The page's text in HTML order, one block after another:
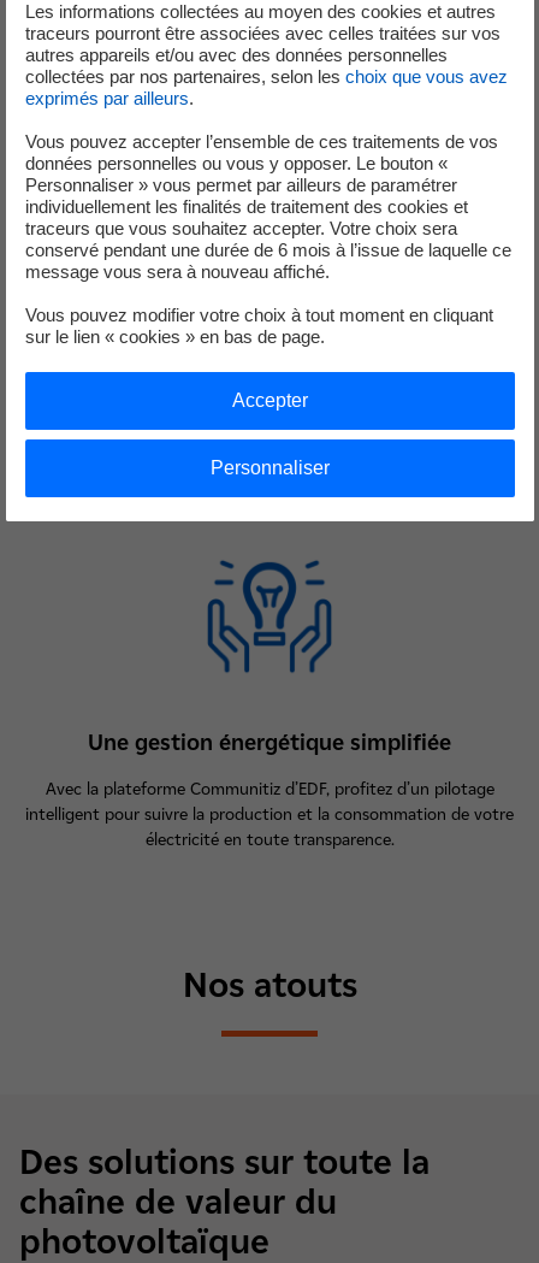
Une solution qui s’adapte à vos besoins
Nos offres sont modulables et évolutives, pour s’adapter à chaque
projet, quelle que soit sa taille ou son organisation.
Une expertise 360°
véhicules électriques…
Une gestion énergétique simplifiée
Avec la plateforme Communitiz d’EDF, profitez d’un pilotage
intelligent pour suivre la production et la consommation de votre
électricité en toute transparence.
Nos atouts
Des solutions sur toute la
chaîne de valeur du
photovoltaïque
Les informations collectées au moyen des cookies et autres
traceurs pourront être associées avec celles traitées sur vos
autres appareils et/ou avec des données personnelles
collectées par nos partenaires, selon les choix que vous avez
exprimés par ailleurs.
Vous pouvez accepter l’ensemble de ces traitements de vos
données personnelles ou vous y opposer. Le bouton «
Personnaliser » vous permet par ailleurs de paramétrer
individuellement les finalités de traitement des cookies et
traceurs que vous souhaitez accepter. Votre choix sera
conservé pendant une durée de 6 mois à l’issue de laquelle ce
message vous sera à nouveau affiché.
Vous pouvez modifier votre choix à tout moment en cliquant
sur le lien « cookies » en bas de page.
Personnaliser
Accepter